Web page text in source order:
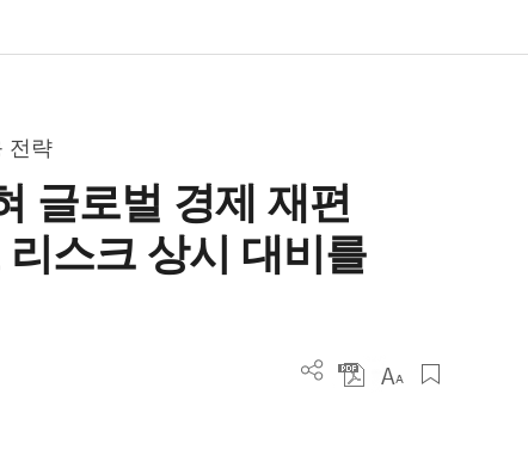
전략
글로벌 경제 재편
스크 상시 대비를